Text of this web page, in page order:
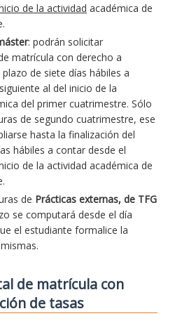
de la actividad académica de
: podrán solicitar
matrícula con derecho a
de siete días hábiles a
al del inicio de la
del primer cuatrimestre. Sólo
de segundo cuatrimestre, ese
hasta la finalización del
hábiles a contar desde el
de la actividad académica de
de Prácticas externas, de TFG
se computará desde el día
el estudiante formalice la
de matrícula con
de tasas